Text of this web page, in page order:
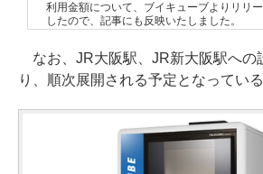
利用金額について、ブイキューブよりリリ
したので、記事にも反映いたしました。
なお、JR大阪駅、JR新大阪駅への
り、順次展開される予定となっている